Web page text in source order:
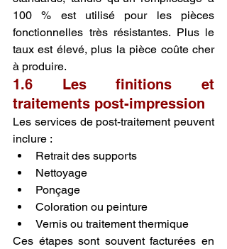
100 % est utilisé pour les pièces
fonctionnelles très résistantes. Plus le
taux est élevé, plus la pièce coûte cher
à produire.
1.6 Les finitions et
traitements post-impression
Les services de post-traitement peuvent
inclure :
Retrait des supports
Nettoyage
Ponçage
Coloration ou peinture
Vernis ou traitement thermique
Ces étapes sont souvent facturées en